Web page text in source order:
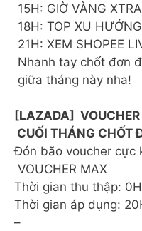
15H: GIỜ VÀNG
18H: TOP XU
21H: XEM SHOPEE
Nhanh tay chốt đơn
giữa tháng này nha!
[LAZADA] VOUCHER
CUỐI THÁNG CHỐT
Đón bão voucher cực
️ VOUCHER MAX
Thời gian thu thập:
Thời gian áp dụng:
–